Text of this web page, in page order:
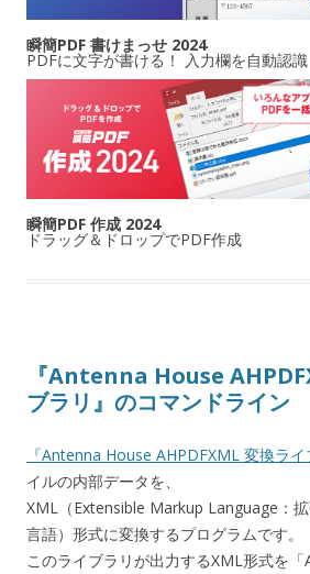
瞬簡PDF 書けまっせ 2024
PDFに文字が書ける！ 入力欄を自動認識
瞬簡PDF 作成 2024
ドラッグ＆ドロップでPDF作成
『Antenna House
ブラリ』のコマンドライン
『Antenna House AHPDFXML 変換ライ
イルの内部データを、
XML（Extensible Markup Language：
言語）形式に変換するプログラムです。
このライブラリが出力するXML形式を